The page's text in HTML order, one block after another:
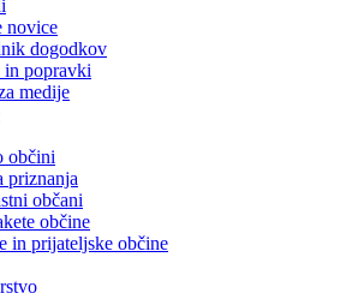
novice
dogodkov
in popravki
medije
občini
priznanja
občani
občine
in prijateljske občine